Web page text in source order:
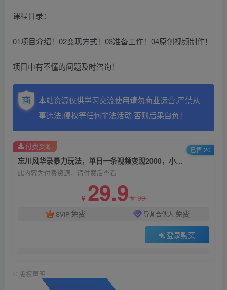
课程目录：
01项目介绍！02变现方式！03准备工作！04原创视频制作！
项目中有不懂的问题及时咨询！
本站资源仅供学习交流使用请勿商业运营,严禁从
事违法,侵权等任何非法活动,否则后果自负！
忘川风华录暴力玩法，单日一条视频变现2000，小白保姆级教程【揭秘】
此内容为付费资源，请付费后查看
￥ 29.9￥99
SVIP 免费 导师合伙人 免费
登录购买
付费资源 已售 20
© 版权声明